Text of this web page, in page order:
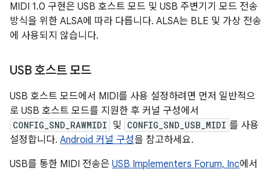
MIDI 1.0 구현은 USB 호스트 모드 및 USB 주변기기 모드 전송
방식을 위한 ALSA에 따라 다릅니다. ALSA는 BLE 및 가상 전송
에 사용되지 않습니다.
USB 호스트 모드
USB 호스트 모드에서 MIDI를 사용 설정하려면 먼저 일반적으
로 USB 호스트 모드를 지원한 후 커널 구성에서
CONFIG_SND_RAWMIDI 및 CONFIG_SND_USB_MIDI 를 사용
설정합니다. Android 커널 구성을 참고하세요.
USB를 통한 MIDI 전송은 USB Implementers Forum, Inc에서